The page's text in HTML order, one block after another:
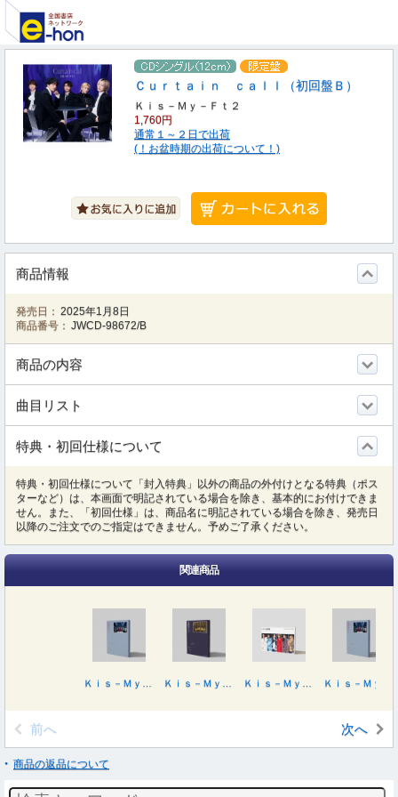
Ｃｕｒｔａｉｎ ｃａｌｌ（初回盤Ｂ）
Ｋｉｓ－Ｍｙ－Ｆｔ２
1,760円
通常１～２日で出荷
(！お盆時期の出荷について！)
商品情報
発売日： 2025年1月8日
商品番号： JWCD-98672/B
商品の内容
曲目リスト
特典・初回仕様について
特典・初回仕様について「封入特典」以外の商品の外付けとなる特典（ポス
ターなど）は、本画面で明記されている場合を除き、基本的にお付けできま
せん。また、「初回仕様」は、商品名に明記されている場合を除き、発売日
以降のご注文でのご指定はできません。予めご了承ください。
関連商品
前へ 次へ
商品の返品について